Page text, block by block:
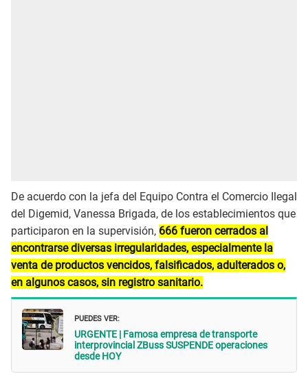
De acuerdo con la jefa del Equipo Contra el Comercio Ilegal
del Digemid, Vanessa Brigada, de los establecimientos que
participaron en la supervisión, 666 fueron cerrados al
encontrarse diversas irregularidades, especialmente la
venta de productos vencidos, falsificados, adulterados o,
en algunos casos, sin registro sanitario.
PUEDES VER:
URGENTE | Famosa empresa de transporte
interprovincial ZBuss SUSPENDE operaciones
desde HOY